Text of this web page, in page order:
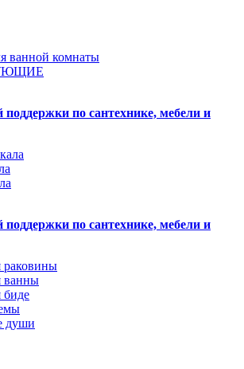
ванной комнаты
по сантехнике, мебели и
по сантехнике, мебели и
раковины
ванны
биде
души